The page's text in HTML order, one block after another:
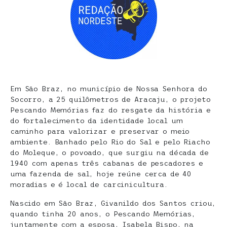
Em São Braz, no município de Nossa Senhora do
Socorro, a 25 quilômetros de Aracaju, o projeto
Pescando Memórias faz do resgate da história e
do fortalecimento da identidade local um
caminho para valorizar e preservar o meio
ambiente. Banhado pelo Rio do Sal e pelo Riacho
do Moleque, o povoado, que surgiu na década de
1940 com apenas três cabanas de pescadores e
uma fazenda de sal, hoje reúne cerca de 40
moradias e é local de carcinicultura.
Nascido em São Braz, Givanildo dos Santos criou,
quando tinha 20 anos, o Pescando Memórias,
juntamente com a esposa, Isabela Bispo, na